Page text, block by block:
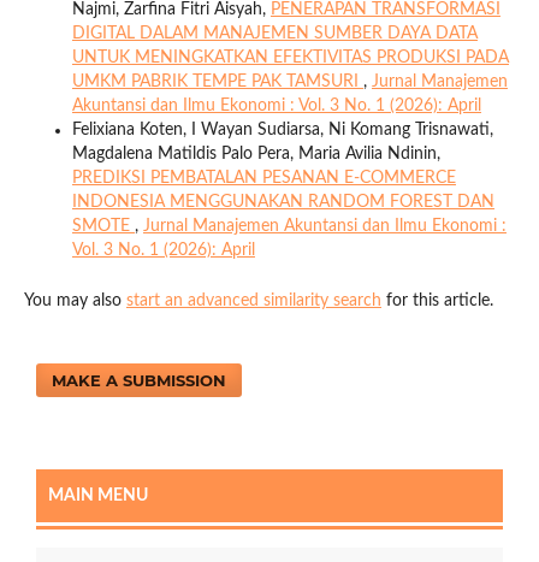
Najmi, Zarfina Fitri Aisyah, PENERAPAN TRANSFORMASI
DIGITAL DALAM MANAJEMEN SUMBER DAYA DATA
UNTUK MENINGKATKAN EFEKTIVITAS PRODUKSI PADA
UMKM PABRIK TEMPE PAK TAMSURI , Jurnal Manajemen
Akuntansi dan Ilmu Ekonomi : Vol. 3 No. 1 (2026): April
Felixiana Koten, I Wayan Sudiarsa, Ni Komang Trisnawati,
Magdalena Matildis Palo Pera, Maria Avilia Ndinin,
PREDIKSI PEMBATALAN PESANAN E-COMMERCE
INDONESIA MENGGUNAKAN RANDOM FOREST DAN
SMOTE , Jurnal Manajemen Akuntansi dan Ilmu Ekonomi :
Vol. 3 No. 1 (2026): April
You may also start an advanced similarity search for this article.
MAKE A SUBMISSION
MAIN MENU